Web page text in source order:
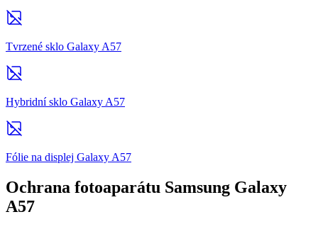
Tvrzené sklo Galaxy A57
Hybridní sklo Galaxy A57
Fólie na displej Galaxy A57
Ochrana fotoaparátu Samsung Galaxy
A57